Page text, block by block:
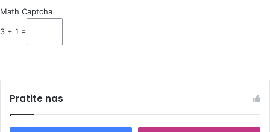
Math Captcha
3 + 1 =
Pratite nas